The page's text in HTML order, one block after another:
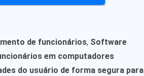
de funcionários, Software
em computadores
do usuário de forma segura para